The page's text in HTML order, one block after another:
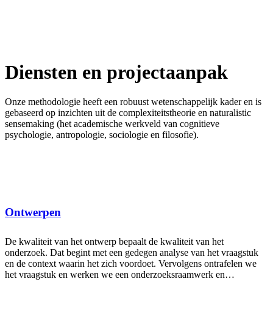
Diensten en projectaanpak
Onze methodologie heeft een robuust wetenschappelijk kader en is
gebaseerd op inzichten uit de complexiteitstheorie en naturalistic
sensemaking (het academische werkveld van cognitieve
psychologie, antropologie, sociologie en filosofie).
Ontwerpen
De kwaliteit van het ontwerp bepaalt de kwaliteit van het
onderzoek. Dat begint met een gedegen analyse van het vraagstuk
en de context waarin het zich voordoet. Vervolgens ontrafelen we
het vraagstuk en werken we een onderzoeksraamwerk en